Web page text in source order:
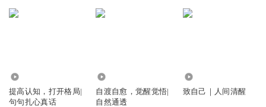
提高认知，打开格局|
句句扎心真话
自渡自愈，觉醒觉悟|
自然通透
致自己｜人间清醒